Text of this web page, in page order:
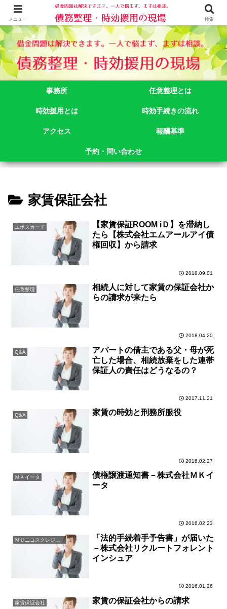
借金問題でお悩みなら司法書士法人御苑総合事務所にご相談下さい。 東京都
新宿区新宿二丁目５番１号アルテビル新宿４階 TEL:03-3356-3750
事務所 任意整理とは
時効援用とは 時効手続きの流れ
アクセス 報酬基準
予約・問い合わせ
家賃保証会社
エポスカード
【家賃保証ROOM iＤ】を滞納し
たら【株式会社エムアールアイ債
権回収】から請求
2018.09.01
任意整理
相続人に対して家賃の保証会社か
らの請求が来たら
2018.04.20
Q&A
アパートの借主である父・母が死
亡した場合、相続放棄をした連帯
保証人の責任はどうなるの？
2017.11.21
Q&A 家賃の時効と刑務所服役
2016.02.27
ＭＫイータ
債権譲渡通知書－株式会社ＭＫイ
ータ
2016.02.23
「法的手続着手予告書」が届いた
－株式会社リクルートフォレント
インシュア
2016.01.26
家賃保証会社 家賃の保証会社からの請求
メニュー 検索